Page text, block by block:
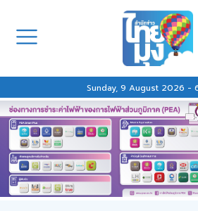
Sunday, 9 August 2026 -